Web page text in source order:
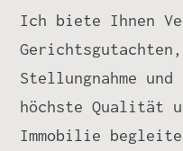
Ich biete Ihnen
Stellungnahme
höchste Qualität
Immobilie